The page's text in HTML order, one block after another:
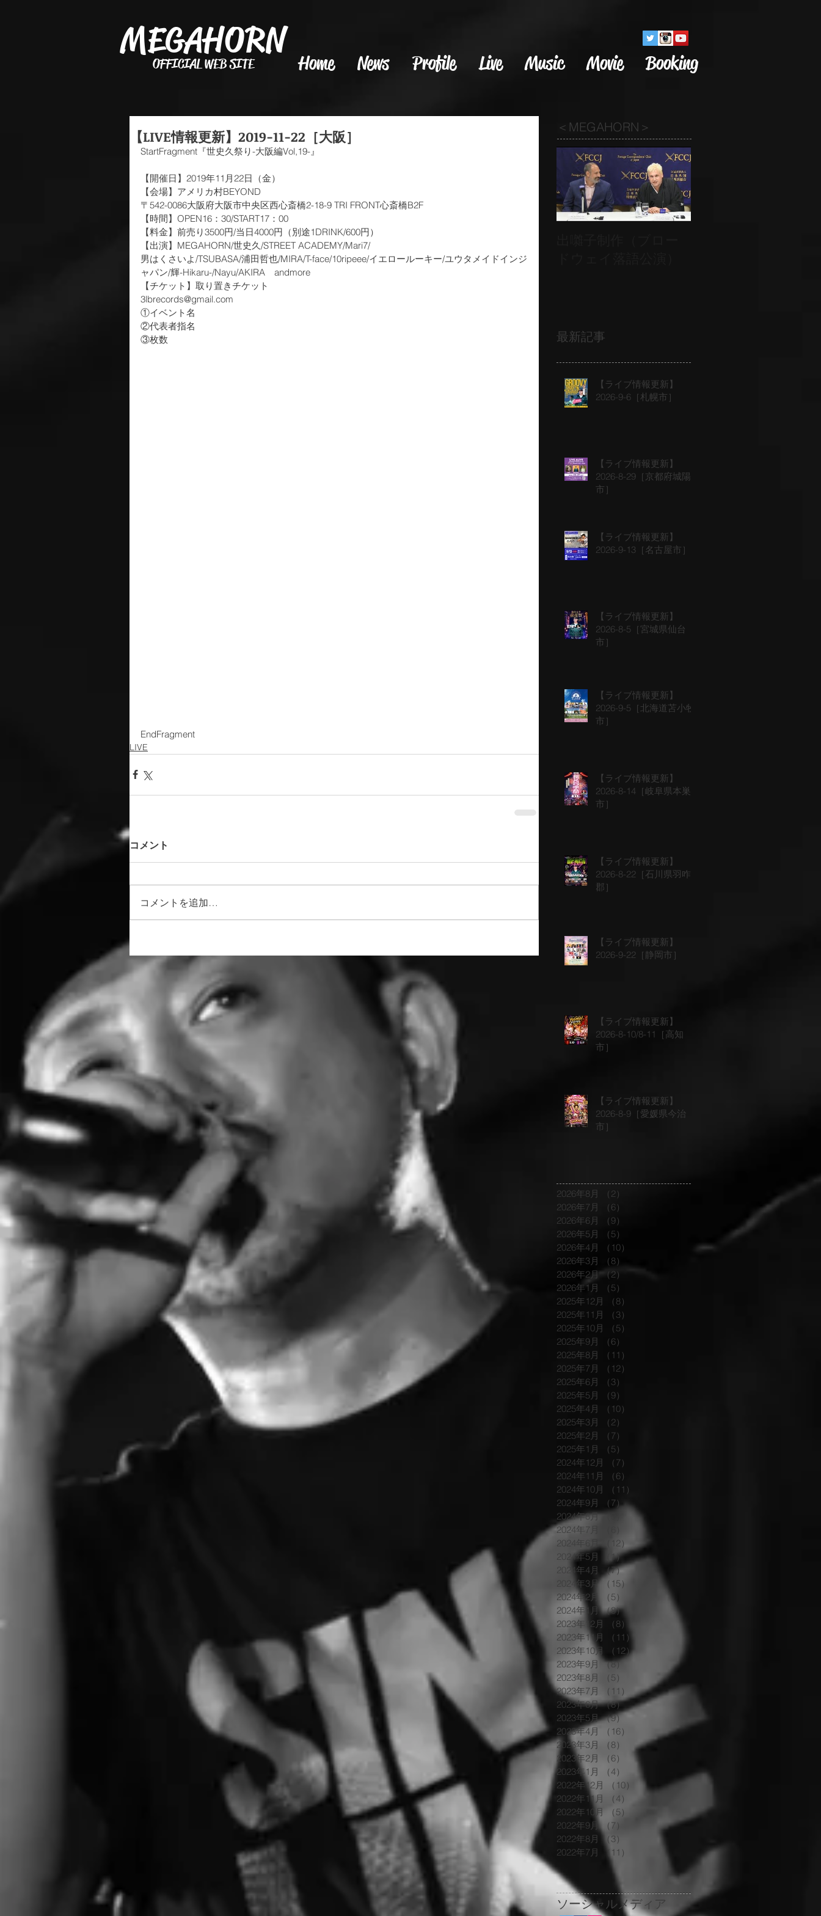
MEGAHORN
OFFICIAL WEB SITE Home News Profile Live Music Movie Booking
【LIVE情報更新】2019-11-22［大阪］
StartFragment『世史久祭り-大阪編Vol,19-』
【開催日】2019年11月22日（金）
【会場】アメリカ村BEYOND
〒542-0086大阪府大阪市中央区西心斎橋2-18-9 TRI FRONT心斎橋B2F
【時間】OPEN16：30/START17：00
【料金】前売り3500円/当日4000円（別途1DRINK/600円）
【出演】MEGAHORN/世史久/STREET ACADEMY/Mari7/
男はくさいよ/TSUBASA/浦田哲也/MIRA/T-face/10ripeee/イエロールーキー/ユウタメイドインジ
ャパン/輝-Hikaru-/Nayu/AKIRA　andmore
【チケット】取り置きチケット
3lbrecords@gmail.com
①イベント名
②代表者指名
③枚数
EndFragment
LIVE
コメント
コメントを追加…
＜MEGAHORN＞
最新記事
【ライブ情報更新】
2026-9-6［札幌市］
【ライブ情報更新】
2026-8-29［京都府城陽
市］
【ライブ情報更新】
2026-9-13［名古屋市］
【ライブ情報更新】
2026-8-5［宮城県仙台
市］
【ライブ情報更新】
2026-9-5［北海道苫小牧
市］
【ライブ情報更新】
2026-8-14［岐阜県本巣
市］
【ライブ情報更新】
2026-8-22［石川県羽咋
郡］
【ライブ情報更新】
2026-9-22［静岡市］
【ライブ情報更新】
2026-8-10/8-11［高知
市］
【ライブ情報更新】
2026-8-9［愛媛県今治
市］
2026年8月 （2）
2026年7月
（6）
2026年6月
（9）
2026年5月
（5）
2026年4月
（10）
2026年3月
（8）
2026年2月 （2）
2件の記事
2026年1月
（5）
2025年12月
（8）
2025年11月
（3）
2025年10月
（5）
2025年9月
（6）
2025年8月
（11）
2025年7月
（12）
2025年6月
（3）
2025年5月
（9）
2025年4月
（10）
2025年3月
（2）
2025年2月
（7）
2025年1月
（5）
2024年12月
（7）
2024年11月
（6）
2024年10月
（11）
2024年9月
（7）7件の記事
2024年8月 （9）
9件の記事
2024年7月
2024年6月
（12）
12件の記事
2024年5月
（1）1件の記事
2024年4月
（7）7件の記事
2024年3月
（15）
2024年2月
（5）
2024年1月 （8）
2023年12月
（8）
2023年11月
（11）
2023年10月
（12）
2023年9月 （8）
2023年8月
（5）
5件の記事
2023年7月
（11）
11件の記事
2023年6月 （8）8件の記事
2023年5月 （9）
2023年4月
（16）
16件の記事
2023年3月
（8）
8件の記事
2023年2月
（6）
6件の記事
2023年1月
（4）
2022年12月
（10）
10件の記事
2022年11月
（4）
2022年10月
（5）
2022年9月
（7）
7件の記事
2022年8月
（3）
2022年7月
（11）
ソーシャルメディア